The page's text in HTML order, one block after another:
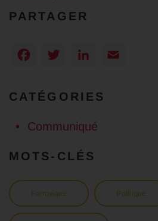
PARTAGER
Facebook
TwitterLinkedIn
CATÉGORIES
Communiqué
MOTS-CLÉS
Ferroviaire Politique